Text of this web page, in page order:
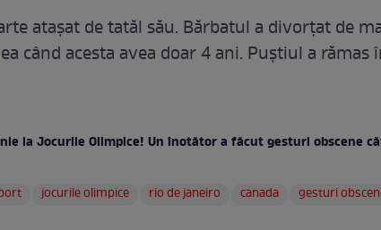
ataşat de tatăl său. Bărbatul a divorţat de
când acesta avea doar 4 ani. Puştiul a rămas
la Jocurile Olimpice! Un înotător a făcut gesturi obscene
jocurile olimpice rio de janeiro canada gesturi